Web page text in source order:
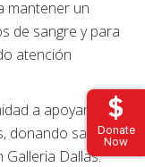
Donate
Now
mantener un
de sangre y para
atención
a apoyar la
donando sangre
Galleria Dallas.